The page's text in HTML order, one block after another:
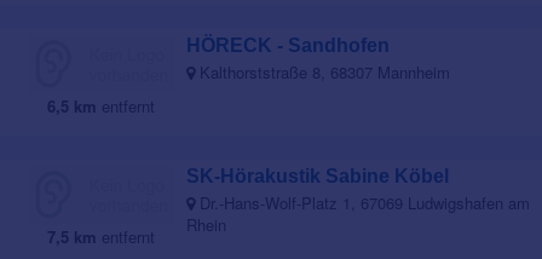
6,5 km entfernt
HÖRECK - Sandhofen
Kalthorststraße 8, 68307 Mannheim
7,5 km entfernt
SK-Hörakustik Sabine Köbel
Dr.-Hans-Wolf-Platz 1, 67069 Ludwigshafen am
Rhein